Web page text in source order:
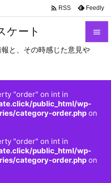
ケート
と、その時感じた意見や
"order" on int in
public_html/wp-
category-order.php on
"order" on int in
public_html/wp-
category-order.php on


前へ

 RSS Feedly